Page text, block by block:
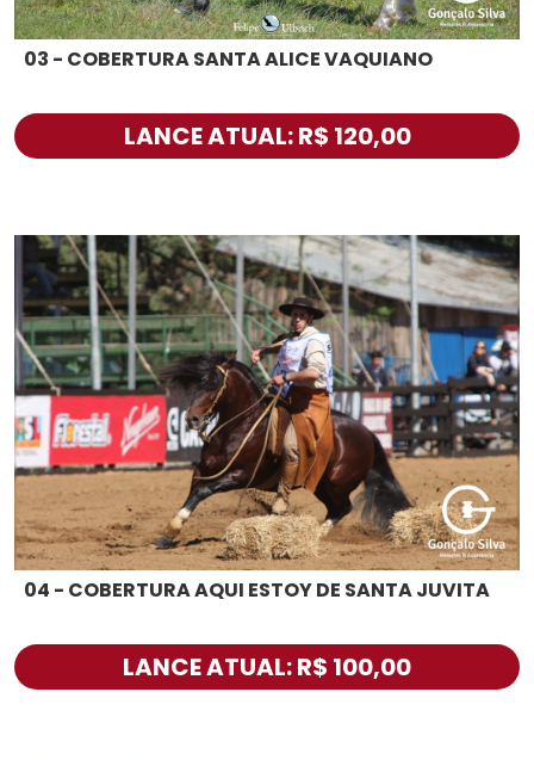
03 - COBERTURA SANTA ALICE VAQUIANO
LANCE ATUAL: R$ 120,00
04 - COBERTURA AQUI ESTOY DE SANTA JUVITA
LANCE ATUAL: R$ 100,00